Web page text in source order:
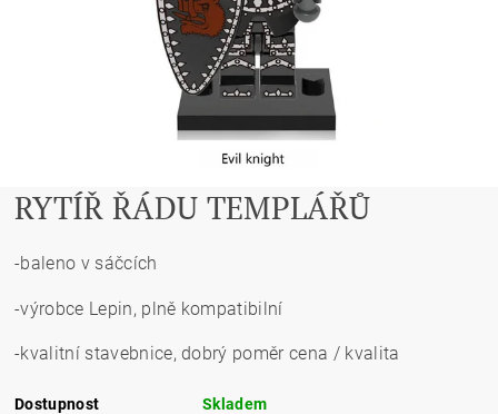
RYTÍŘ ŘÁDU TEMPLÁŘŮ
-baleno v sáčcích
-výrobce Lepin, plně kompatibilní
-kvalitní stavebnice, dobrý poměr cena / kvalita
Dostupnost Skladem